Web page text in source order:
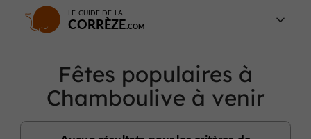
LE GUIDE DE LA
CORRÈZE
Fêtes populaires à
Chamboulive à venir